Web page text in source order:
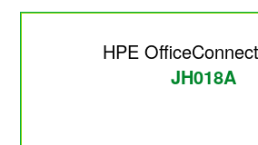
HPE
JH018A